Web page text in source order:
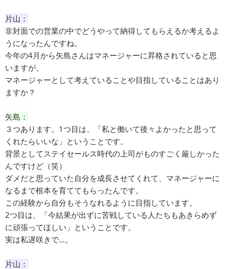
片山：
非対面での営業の中でどうやって納得してもらえるか考えるよ
うになったんですね。
今年の4月から矢島さんはマネージャーに昇格されていると思
いますが、
マネージャーとして考えていることや目指していることはあり
ますか？
矢島：
３つあります。1つ目は、「私と働いて後々よかったと思って
くれたらいいな」ということです。
背景としてステイセールス時代の上司がものすごく厳しかった
んですけど（笑）
ダメだと思っていた自分を成長させてくれて、マネージャーに
なるまで根本を育ててもらったんです。
この経験から自分もそうなれるように目指しています。
2つ目は、「今結果が出ずに苦戦している人たちもあきらめず
に頑張ってほしい」ということです。
実は私遅咲きで…。
片山：